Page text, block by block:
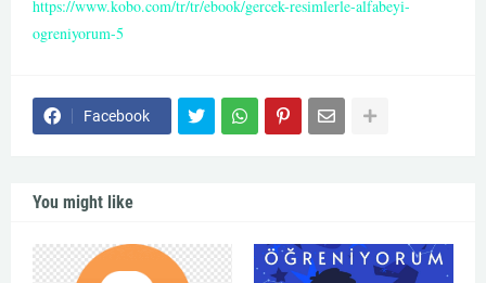
https://www.kobo.com/tr/tr/ebook/gercek-resimlerle-alfabeyi-
ogreniyorum-5
Facebook
You might like